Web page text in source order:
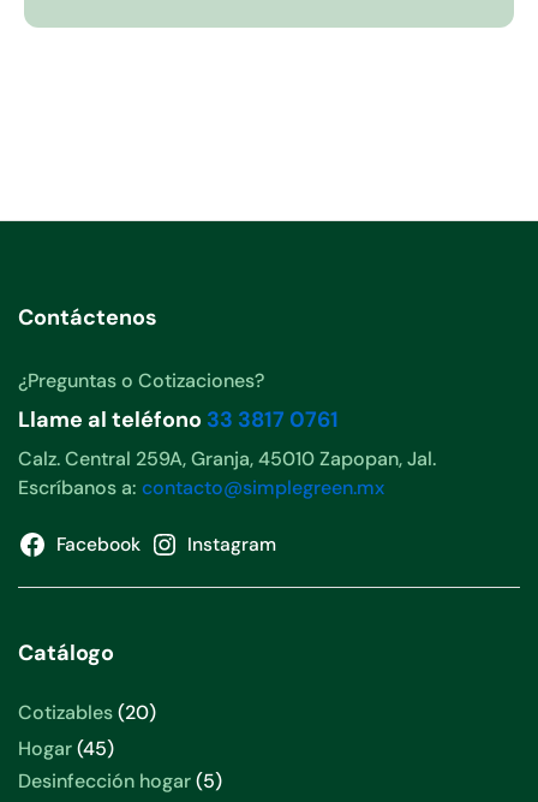
Contáctenos
¿Preguntas o Cotizaciones?
Llame al teléfono 33 3817 0761
Calz. Central 259A, Granja, 45010 Zapopan, Jal.
Escríbanos a: contacto@simplegreen.mx
Facebook Instagram
Catálogo
Cotizables 20
Hogar 45
Desinfección hogar 5